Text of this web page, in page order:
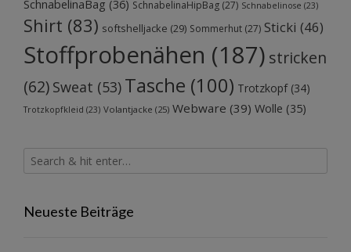
SchnabelinaBag (36) SchnabelinaHipBag (27) Schnabelinose (23)
Shirt (83) softshelljacke (29) Sommerhut (27) Sticki (46)
Stoffprobenähen (187) stricken
(62) Sweat (53) Tasche (100) Trotzkopf(34)
Trotzkopfkleid (23) Volantjacke (25) Webware (39) Wolle (35)
Neueste Beiträge